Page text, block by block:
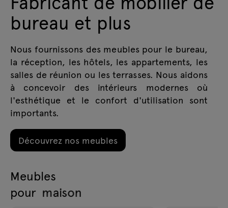
Tamo
Tous les meubles
Demandes
Offre
bureau et plus
Nous fournissons des meubles pour le bureau,
la réception, les hôtels, les appartements, les
salles de réunion ou les terrasses. Nous aidons
à concevoir des intérieurs modernes où
l'esthétique et le confort d'utilisation sont
importants.
Découvrez nos meubles
Meubles
pour bureau
maison
jardin